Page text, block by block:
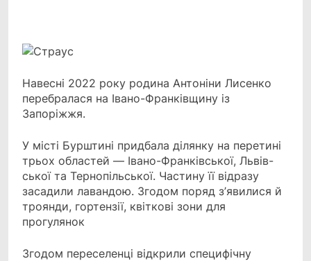
Навесні 2022 року родина Антоніни Лисенко
перебралася на Івано-Франківщину із
Запоріжжя.
У місті Бурштині придбала ді­лянку на перетині
трьох областей — Івано-Франківської, Львів­
ської та Тернопільської. Частину її від­разу
засадили лавандою. Згодом поряд з’явилися й
троянди, гортензії, квіткові зони для
прогулянок
Згодом переселенці відкрили специ­фічну